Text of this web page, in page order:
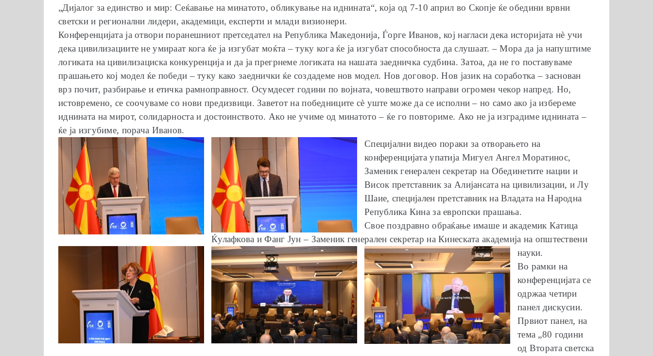
„Дијалог за единство и мир: Сеќавање на минатото, обликување на иднината“, која од 7-10 април во Скопје ќе обедини врвни
светски и регионални лидери, академици, експерти и млади визионери.
Конференцијата ја отвори поранешниот претседател на Република Македонија, Ѓорге Иванов, кој нагласи дека историјата нè учи
дека цивилизациите не умираат кога ќе ја изгубат моќта – туку кога ќе ја изгубат способноста да слушаат. – Мора да ја напуштиме
логиката на цивилизациска конкуренција и да ја прегрнеме логиката на нашата заедничка судбина. Затоа, да не го поставуваме
прашањето кој модел ќе победи – туку како заеднички ќе создадеме нов модел. Нов договор. Нов јазик на соработка – заснован
врз почит, разбирање и етичка рамноправност. Осумдесет години по војната, човештвото направи огромен чекор напред. Но,
истовремено, се соочуваме со нови предизвици. Заветот на победниците сè уште може да се исполни – но само ако ја избереме
иднината на мирот, солидарноста и достоинството. Ако не учиме од минатото – ќе го повториме. Ако не ја изградиме иднината –
ќе ја изгубиме, порача Иванов.
Специјални видео пораки за отворањето на
конференцијата упатија Мигуел Ангел Моратинос,
Заменик генерален секретар на Обединетите нации и
Висок претставник за Алијансата на цивилизации, и Лу
Шаие, специјален претставник на Владата на Народна
Република Кина за европски прашања.
Свое поздравно обраќање имаше и академик Катица
Ќулафкова и Фанг Јун – Заменик генерален секретар на Кинеската академија на општествени
науки.
Во рамки на
конференцијата се
одржаа четири
панел дискусии.
Првиот панел, на
тема „80 години
од Втората светска